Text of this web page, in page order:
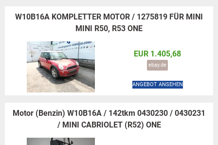
W10B16A KOMPLETTER MOTOR / 1275819 FÜR MINI
MINI R50, R53 ONE
EUR 1.405,68
ebay.de
ANGEBOT ANSEHEN
Motor (Benzin) W10B16A / 142tkm 0430230 / 0430231
/ MINI CABRIOLET (R52) ONE